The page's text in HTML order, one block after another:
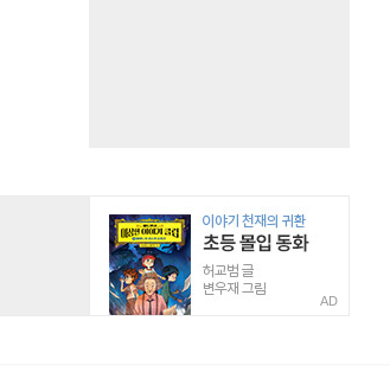
AD